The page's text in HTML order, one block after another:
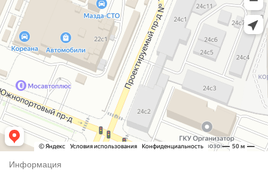
Информация